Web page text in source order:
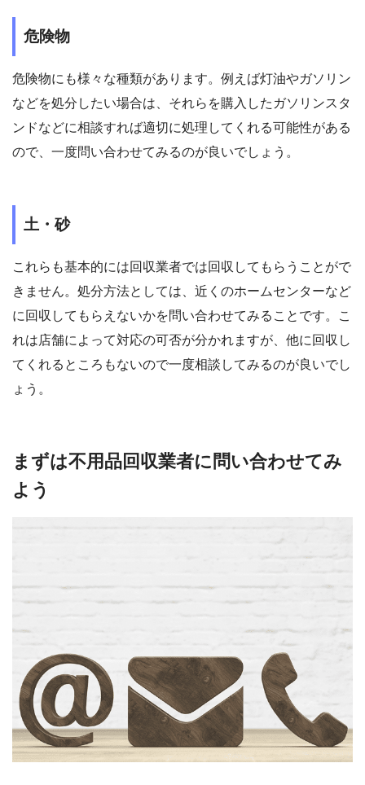
危険物
危険物にも様々な種類があります。例えば灯油やガソリン
などを処分したい場合は、それらを購入したガソリンスタ
ンドなどに相談すれば適切に処理してくれる可能性がある
ので、一度問い合わせてみるのが良いでしょう。
土・砂
これらも基本的には回収業者では回収してもらうことがで
きません。処分方法としては、近くのホームセンターなど
に回収してもらえないかを問い合わせてみることです。こ
れは店舗によって対応の可否が分かれますが、他に回収し
てくれるところもないので一度相談してみるのが良いでし
ょう。
まずは不用品回収業者に問い合わせてみ
よう